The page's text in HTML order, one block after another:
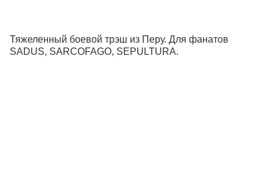
Тяжеленный боевой трэш из Перу. Для фанатов
SADUS, SARCOFAGO, SEPULTURA.